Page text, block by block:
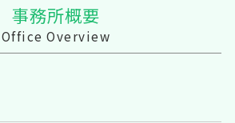
事務所概要
Office Overview